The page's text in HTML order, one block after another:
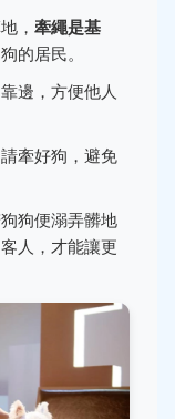
， 牽繩是基
的居民。
邊，方便他人
牽好狗，避免
狗便溺弄髒地
人，才能讓更